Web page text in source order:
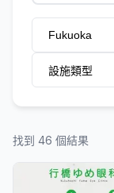
找到 46 個結果